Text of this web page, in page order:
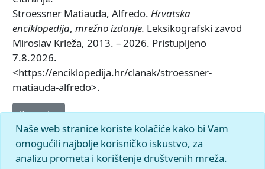
Stroessner Matiauda, Alfredo. Hrvatska
enciklopedija, mrežno izdanje. Leksikografski zavod
Miroslav Krleža, 2013. – 2026. Pristupljeno
7.8.2026.
<https://enciklopedija.hr/clanak/stroessner-
matiauda-alfredo>.
Komentar
Naše web stranice koriste kolačiće kako bi Vam
omogućili najbolje korisničko iskustvo, za
analizu prometa i korištenje društvenih mreža.